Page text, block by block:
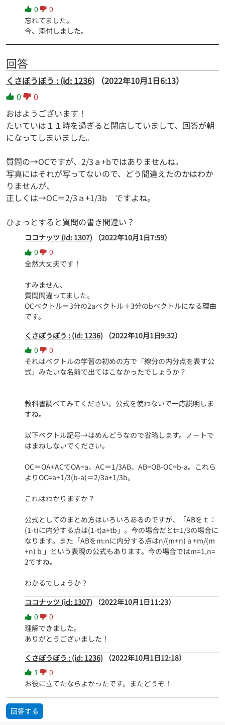
0
0
忘れてました。
今、添付しました。
回答
くさぼうぼう : (id: 1236)
（2022年10月1日6:13）
0
0
おはようございます！
たいていは１１時を過ぎると閉店していまして、回答が朝
になってしまいました。
質問の→OCですが、2/3ａ+bではありませんね。
写真にはそれが写ってないので、どう間違えたのかはわか
りませんが、
正しくは→OC＝2/3ａ+1/3b ですよね。
ひょっとすると質問の書き間違い？
ココナッツ (id: 1307)
（2022年10月1日7:59）
0
0
全然大丈夫です！
すみません、
質問間違ってました。
OCベクトル＝3分の2aベクトル＋3分のbベクトルになる理由
です。
くさぼうぼう : (id: 1236)
（2022年10月1日9:32）
0
0
それはベクトルの学習の初めの方で「線分の内分点を表す公
式」みたいな名前で出てはこなかったでしょうか？
教科書調べてみてください。公式を使わないで一応説明しま
すね。
以下ベクトル記号→はめんどうなので省略します。ノートで
はまねしないでください。
OC＝OA+ACでOA=a、AC＝1/3AB、AB=OB-OC=b-a。これら
よりOC=a+1/3(b-a)＝2/3a+1/3b。
これはわかりますか？
公式としてのまとめ方はいろいろあるのですが、「ABをｔ：
(1-t)に内分する点は(1-t)a+tb」。今の場合だとt=1/3の場合に
なります。また「ABをm:nに内分する点はn/(m+n) a +m/(m
+n) b 」という表現の公式もあります。今の場合ではm=1,n=
2ですね。
わかるでしょうか？
ココナッツ (id: 1307)
（2022年10月1日11:23）
0
0
理解できました。
ありがとうございました！
くさぼうぼう : (id: 1236)
（2022年10月1日12:18）
1
0
お役に立てたならよかったです。またどうぞ！
回答する